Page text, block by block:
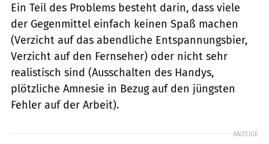
Ein Teil des Problems besteht darin, dass viele
der Gegenmittel einfach keinen Spaß machen
(Verzicht auf das abendliche Entspannungsbier,
Verzicht auf den Fernseher) oder nicht sehr
realistisch sind (Ausschalten des Handys,
plötzliche Amnesie in Bezug auf den jüngsten
Fehler auf der Arbeit).
ANZEIGE